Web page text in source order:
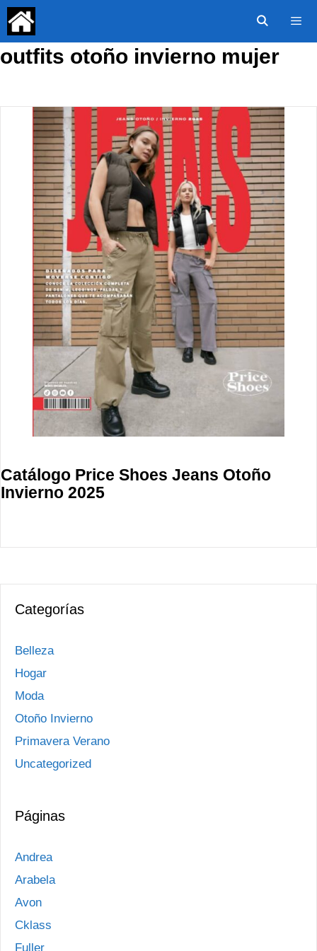
Saltar
contenido
outfits otoño invierno mujer
Catálogo Price Shoes Jeans Otoño
Invierno 2025
Categorías
Belleza
Hogar
Moda
Otoño Invierno
Primavera Verano
Uncategorized
Páginas
Andrea
Arabela
Avon
Cklass
Fuller